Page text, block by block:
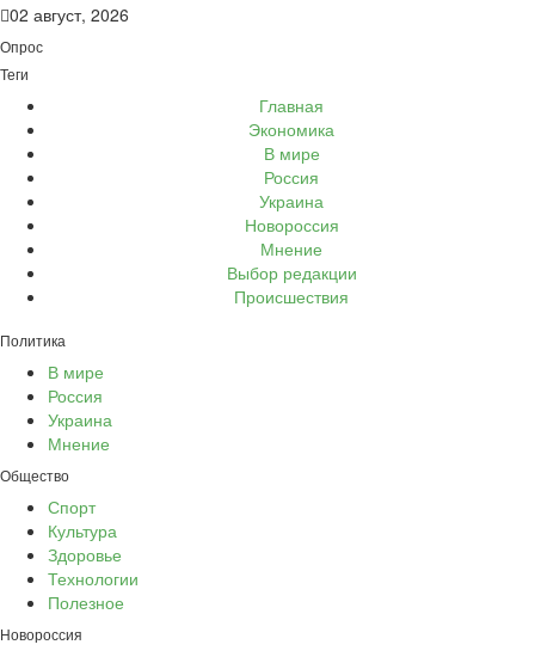
02 август, 2026
Опрос
Теги
Главная
Экономика
В мире
Россия
Украина
Новороссия
Мнение
Выбор редакции
Происшествия
Политика
В мире
Россия
Украина
Мнение
Общество
Спорт
Культура
Здоровье
Технологии
Полезное
Новороссия